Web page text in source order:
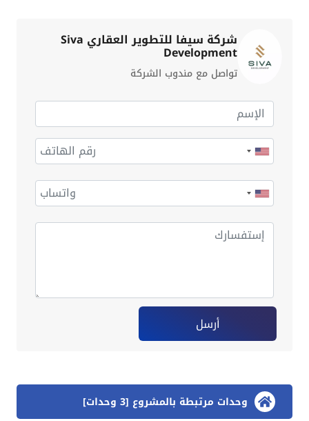
شركة سيفا للتطوير العقاري Siva
Development
تواصل مع مندوب الشركة
أرسل
وحدات مرتبطة بالمشروع [3 وحدات]